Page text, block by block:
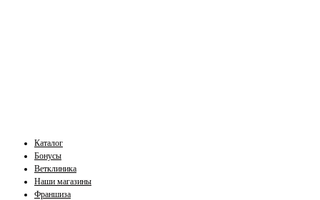
Каталог
Бонусы
Ветклиника
Наши магазины
Франшиза